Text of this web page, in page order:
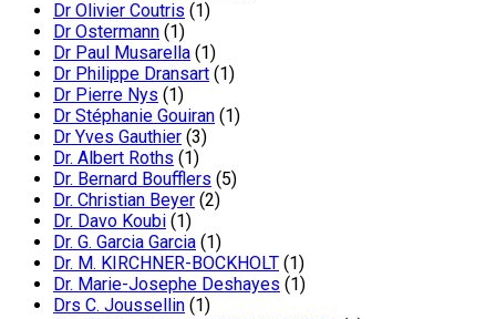
Dr Olivier Coutris (1)
Dr Ostermann (1)
Dr Paul Musarella (1)
Dr Philippe Dransart (1)
Dr Pierre Nys (1)
Dr Stéphanie Gouiran (1)
Dr Yves Gauthier (3)
Dr. Albert Roths (1)
Dr. Bernard Boufflers (5)
Dr. Christian Beyer (2)
Dr. Davo Koubi (1)
Dr. G. Garcia Garcia (1)
Dr. M. KIRCHNER-BOCKHOLT (1)
Dr. Marie-Josephe Deshayes (1)
Drs C. Joussellin (1)